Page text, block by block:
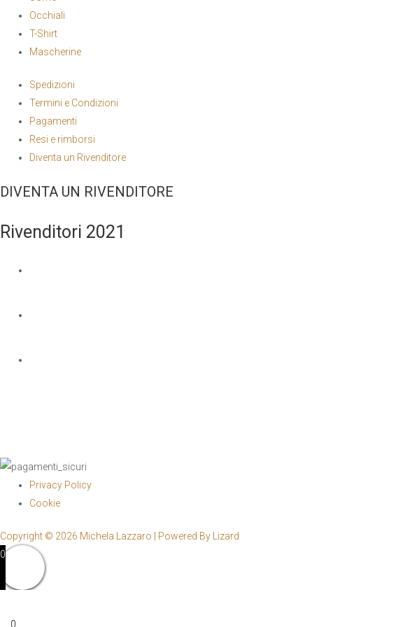
Occhiali
T-Shirt
Mascherine
Spedizioni
Termini e Condizioni
Pagamenti
Resi e rimborsi
Diventa un Rivenditore
DIVENTA UN RIVENDITORE
Rivenditori 2021
Privacy Policy
Cookie
Copyright © 2026 Michela Lazzaro | Powered By Lizard
0
0